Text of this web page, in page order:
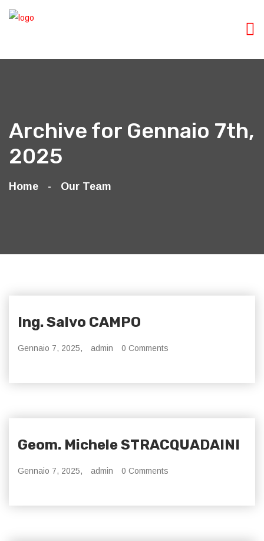
Archive for Gennaio 7th,
2025
Home Our Team
Ing. Salvo CAMPO
Gennaio 7, 2025, admin 0 Comments
Geom. Michele STRACQUADAINI
Gennaio 7, 2025, admin 0 Comments